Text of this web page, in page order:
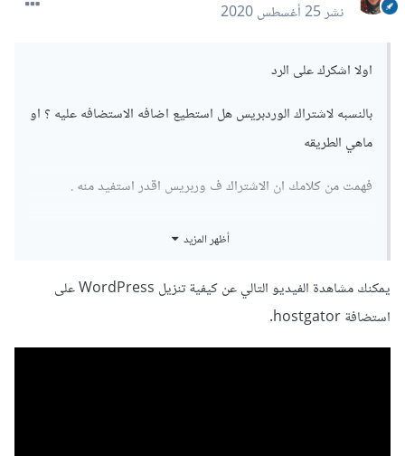
نشر25 أغسطس 2020
اولا اشكرك على الرد
بالنسبه لاشتراك الوردبريس هل استطيع اضافه الاستضافه عليه ؟ او
ماهي الطريقه
فهمت من كلامك ان الاشتراك ف وربريس اقدر استفيد منه .
أظهر المزيد
يمكنك مشاهدة الفيديو التالي عن كيفية تنزيل WordPress على
استضافة hostgator.